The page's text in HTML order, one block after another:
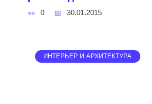
0 30.01.2015
ИНТЕРЬЕР И АРХИТЕКТУРА